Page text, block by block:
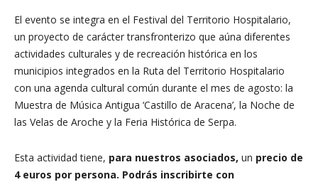
El evento se integra en el Festival del Territorio Hospitalario,
un proyecto de carácter transfronterizo que aúna diferentes
actividades culturales y de recreación histórica en los
municipios integrados en la Ruta del Territorio Hospitalario
con una agenda cultural común durante el mes de agosto: la
Muestra de Música Antigua ‘Castillo de Aracena’, la Noche de
las Velas de Aroche y la Feria Histórica de Serpa.
Esta actividad tiene, para nuestros asociados, un precio de
4 euros por persona. Podrás inscribirte con